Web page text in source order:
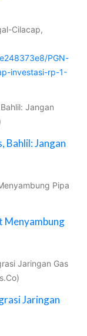
Cilacap,
PGN-
investasi-rp-1-
Jangan
Bahlil: Jangan
Pipa
Menyambung
Jaringan Gas
Jaringan